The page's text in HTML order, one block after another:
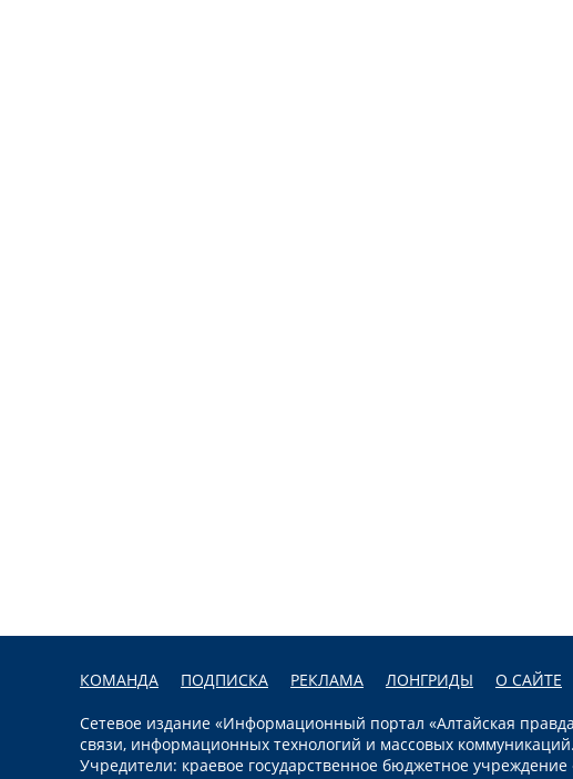
КОМАНДА ПОДПИСКА РЕКЛАМА ЛОНГРИДЫ О САЙТЕ
Сетевое издание «Информационный портал «Алтайская
связи, информационных технологий и массовых
Учредители: краевое государственное бюджетное учреждение